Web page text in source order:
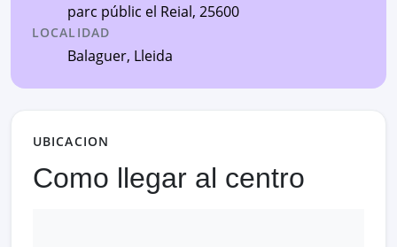
parc públic el Reial, 25600
LOCALIDAD
Balaguer, Lleida
UBICACION
Como llegar al centro